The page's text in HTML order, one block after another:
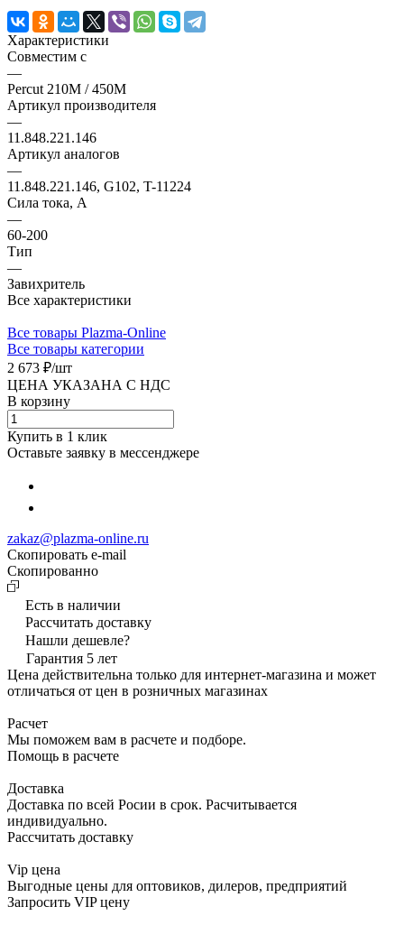
Характеристики
Совместим с
—
Percut 210M / 450M
Артикул производителя
—
11.848.221.146
Артикул аналогов
—
11.848.221.146, G102, T-11224
Сила тока, А
—
60-200
Тип
—
Завихритель
Все характеристики
Все товары Plazma-Online
Все товары категории
2 673 ₽/шт
ЦЕНА УКАЗАНА С НДС
В корзину
Купить в 1 клик
Оставьте заявку в мессенджере
zakaz@plazma-online.ru
Скопировать e-mail
Cкопированно
Есть в наличии
Рассчитать доставку
Нашли дешевле?
Гарантия 5 лет
Цена действительна только для интернет-магазина и может
отличаться от цен в розничных магазинах
Расчет
Мы поможем вам в расчете и подборе.
Помощь в расчете
Доставка
Доставка по всей Росии в срок. Расчитывается
индивидуально.
Рассчитать доставку
Vip цена
Выгодные цены для оптовиков, дилеров, предприятий
Запросить VIP цену